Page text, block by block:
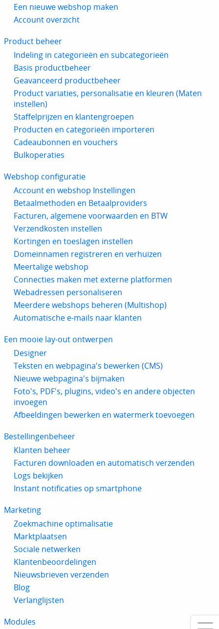
Een nieuwe webshop maken
Account overzicht
Product beheer
Indeling in categorieën en subcategorieën
Basis productbeheer
Geavanceerd productbeheer
Product variaties, personalisatie en kleuren (Maten
instellen)
Staffelprijzen en klantengroepen
Producten en categorieën importeren
Cadeaubonnen en vouchers
Bulkoperaties
Webshop configuratie
Account en webshop Instellingen
Betaalmethoden en Betaalproviders
Facturen, algemene voorwaarden en BTW
Verzendkosten instellen
Kortingen en toeslagen instellen
Domeinnamen registreren en verhuizen
Meertalige webshop
Connecties maken met externe platformen
Webadressen personaliseren
Meerdere webshops beheren (Multishop)
Automatische e-mails naar klanten
Een mooie lay-out ontwerpen
Designer
Teksten en webpagina's bewerken (CMS)
Nieuwe webpagina's bijmaken
Foto's, PDF's, plugins, video's en andere objecten
invoegen
Afbeeldingen bewerken en watermerk toevoegen
Bestellingenbeheer
Klanten beheer
Facturen downloaden en automatisch verzenden
Logs bekijken
Instant notificaties op smartphone
Marketing
Zoekmachine optimalisatie
Marktplaatsen
Sociale netwerken
Klantenbeoordelingen
Nieuwsbrieven verzenden
Blog
Verlanglijsten
Modules